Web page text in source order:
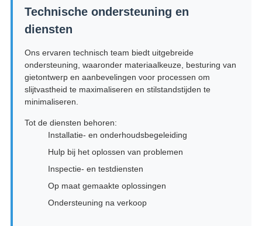
Technische ondersteuning en
diensten
Ons ervaren technisch team biedt uitgebreide
ondersteuning, waaronder materiaalkeuze, besturing van
gietontwerp en aanbevelingen voor processen om
slijtvastheid te maximaliseren en stilstandstijden te
minimaliseren.
Tot de diensten behoren:
Installatie- en onderhoudsbegeleiding
Hulp bij het oplossen van problemen
Inspectie- en testdiensten
Op maat gemaakte oplossingen
Ondersteuning na verkoop